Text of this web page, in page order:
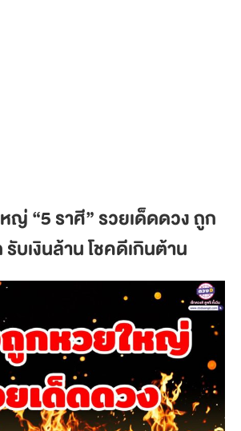
ญ่“5 ราศี” รวยเด็ดดวง ถูก
บเงินล้าน โชคดีเกินต้าน